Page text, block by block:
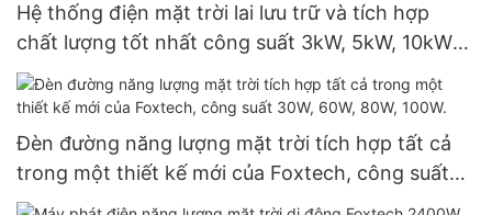
Hệ thống điện mặt trời lai lưu trữ và tích hợp
chất lượng tốt nhất công suất 3kW, 5kW, 10kW
dành cho nhà ở.
Đèn đường năng lượng mặt trời tích hợp tất cả
trong một thiết kế mới của Foxtech, công suất
30W, 60W, 80W, 100W.